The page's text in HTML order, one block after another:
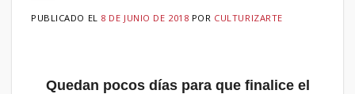
PUBLICADO EL 8 DE JUNIO DE 2018 POR CULTURIZARTE
Quedan pocos días para que finalice el